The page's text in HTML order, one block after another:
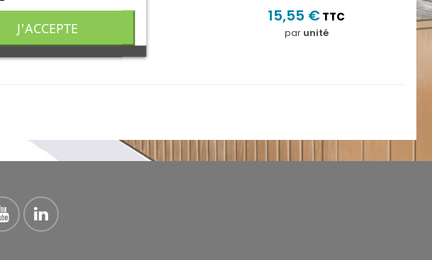
12,40 €
par
15,55 €TTC
par unité
J'ACCEPTE